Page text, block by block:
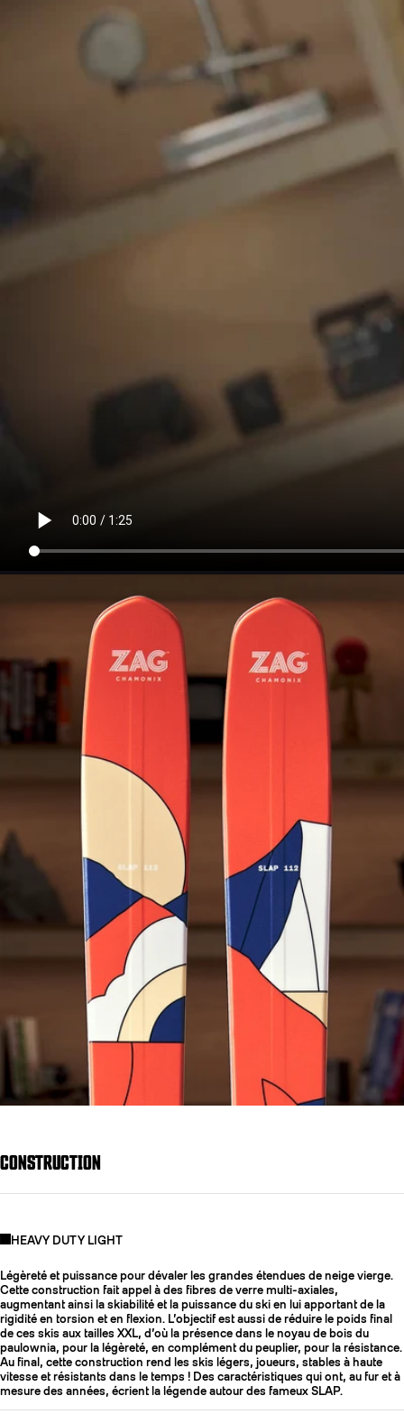
CONSTRUCTION
HEAVY DUTY LIGHT
Légèreté et puissance pour dévaler les grandes étendues de neige vierge.
Cette construction fait appel à des fibres de verre multi-axiales,
augmentant ainsi la skiabilité et la puissance du ski en lui apportant de la
rigidité en torsion et en flexion. L’objectif est aussi de réduire le poids final
de ces skis aux tailles XXL, d’où la présence dans le noyau de bois du
paulownia, pour la légèreté, en complément du peuplier, pour la résistance.
Au final, cette construction rend les skis légers, joueurs, stables à haute
vitesse et résistants dans le temps ! Des caractéristiques qui ont, au fur et à
mesure des années, écrient la légende autour des fameux SLAP.